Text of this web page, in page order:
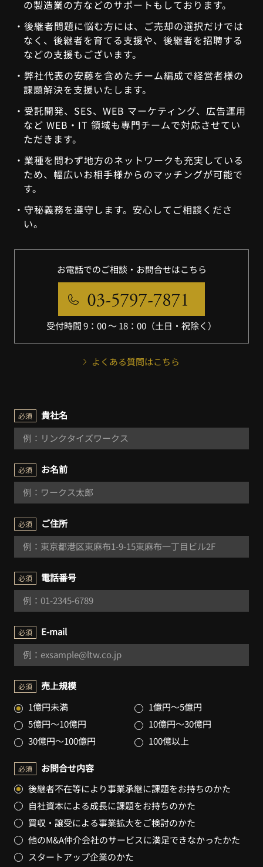
の製造業の方などのサポートもしております。
後継者問題に悩む方には、ご売却の選択だけでは
なく、後継者を育てる支援や、後継者を招聘する
などの支援もございます。
弊社代表の安藤を含めたチーム編成で経営者様の
課題解決を⽀援いたします。
受託開発、SES、WEB マーケティング、広告運⽤
など WEB・IT 領域も専⾨チームで対応させてい
ただきます。
業種を問わず地⽅のネットワークも充実している
ため、幅広いお相手様からのマッチングが可能で
す。
守秘義務を遵守します。安心してご相談くださ
い。
お電話でのご相談・お問合せはこちら
受付時間 9：00 〜 18：00（土日・祝除く）
よくある質問はこちら
必須 貴社名
必須 お名前
必須 ご住所
必須 電話番号
必須 E-mail
必須
売上規模
1億円未満
1億円～5億円
5億円～10億円
10億円～30億円
30億円～100億円
100億以上
必須
お問合せ内容
後継者不在等により事業承継に課題をお持ちのかた
自社資本による成長に課題をお持ちのかた
買収・譲受による事業拡大をご検討のかた
他のM&A仲介会社のサービスに満足できなかったかた
スタートアップ企業のかた